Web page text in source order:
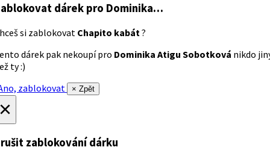
dárek pro Dominika…
si zablokovat Chapito kabát ?
dárek pak nekoupí pro Dominika Atigu Sobotková nikdo
ty :)
zablokovat
× Zpět
zablokování dárku